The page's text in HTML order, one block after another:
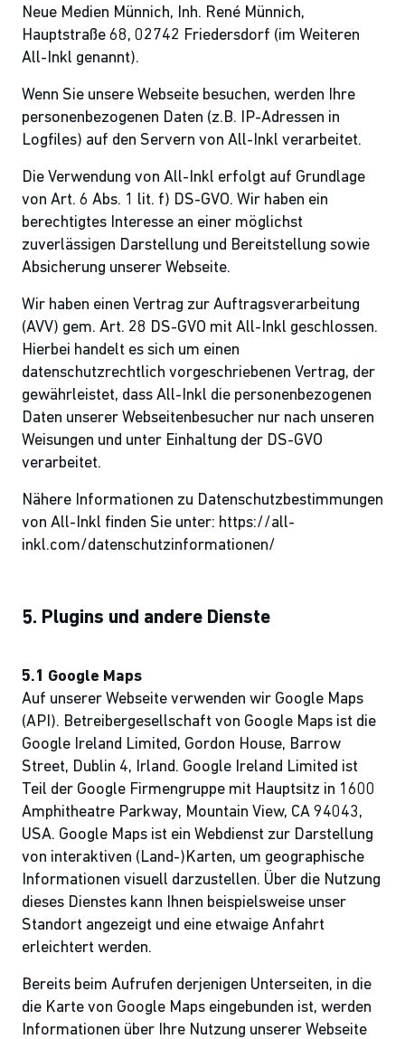
Neue Medien Münnich, Inh. René Münnich,
Hauptstraße 68, 02742 Friedersdorf (im Weiteren
All-Inkl genannt).
Wenn Sie unsere Webseite besuchen, werden Ihre
personenbezogenen Daten (z.B. IP-Adressen in
Logfiles) auf den Servern von All-Inkl verarbeitet.
Die Verwendung von All-Inkl erfolgt auf Grundlage
von Art. 6 Abs. 1 lit. f) DS-GVO. Wir haben ein
berechtigtes Interesse an einer möglichst
zuverlässigen Darstellung und Bereitstellung sowie
Absicherung unserer Webseite.
Wir haben einen Vertrag zur Auftragsverarbeitung
(AVV) gem. Art. 28 DS-GVO mit All-Inkl geschlossen.
Hierbei handelt es sich um einen
datenschutzrechtlich vorgeschriebenen Vertrag, der
gewährleistet, dass All-Inkl die personenbezogenen
Daten unserer Webseitenbesucher nur nach unseren
Weisungen und unter Einhaltung der DS-GVO
verarbeitet.
Nähere Informationen zu Datenschutzbestimmungen
von All-Inkl finden Sie unter: https://all-
inkl.com/datenschutzinformationen/
5. Plugins und andere Dienste
5.1 Google Maps
Auf unserer Webseite verwenden wir Google Maps
(API). Betreibergesellschaft von Google Maps ist die
Google Ireland Limited, Gordon House, Barrow
Street, Dublin 4, Irland. Google Ireland Limited ist
Teil der Google Firmengruppe mit Hauptsitz in 1600
Amphitheatre Parkway, Mountain View, CA 94043,
USA. Google Maps ist ein Webdienst zur Darstellung
von interaktiven (Land-)Karten, um geographische
Informationen visuell darzustellen. Über die Nutzung
dieses Dienstes kann Ihnen beispielsweise unser
Standort angezeigt und eine etwaige Anfahrt
erleichtert werden.
Bereits beim Aufrufen derjenigen Unterseiten, in die
die Karte von Google Maps eingebunden ist, werden
Informationen über Ihre Nutzung unserer Webseite